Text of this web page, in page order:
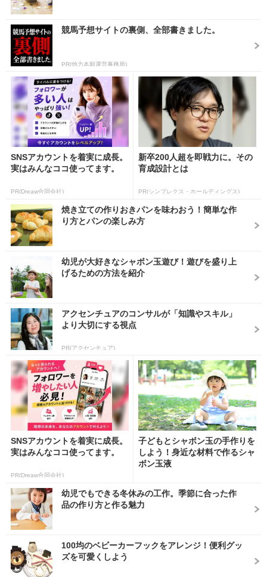
競馬予想サイトの裏側、全部書きました。
PR(他力本願運営事務局)
SNSアカウントを着実に成長。
実はみんなココ使ってます。
PR(Dreaw合同会社)
新卒200人超を即戦力に。その
育成設計とは
PR(シンプレクス・ホールディングス)
焼き立ての作りおきパンを味わおう！簡単な作
り方とパンの楽しみ方
幼児が大好きなシャボン玉遊び！遊びを盛り上
げるための方法を紹介
アクセンチュアのコンサルが「知識やスキル」
より大切にする視点
PR(アクセンチュア)
SNSアカウントを着実に成長。
実はみんなココ使ってます。
PR(Dreaw合同会社)
子どもとシャボン玉の手作りを
しよう！身近な材料で作るシャ
ボン玉液
幼児でもできる冬休みの工作。季節に合った作
品の作り方と作る魅力
100均のベビーカーフックをアレンジ！便利グッ
ズを可愛くしよう